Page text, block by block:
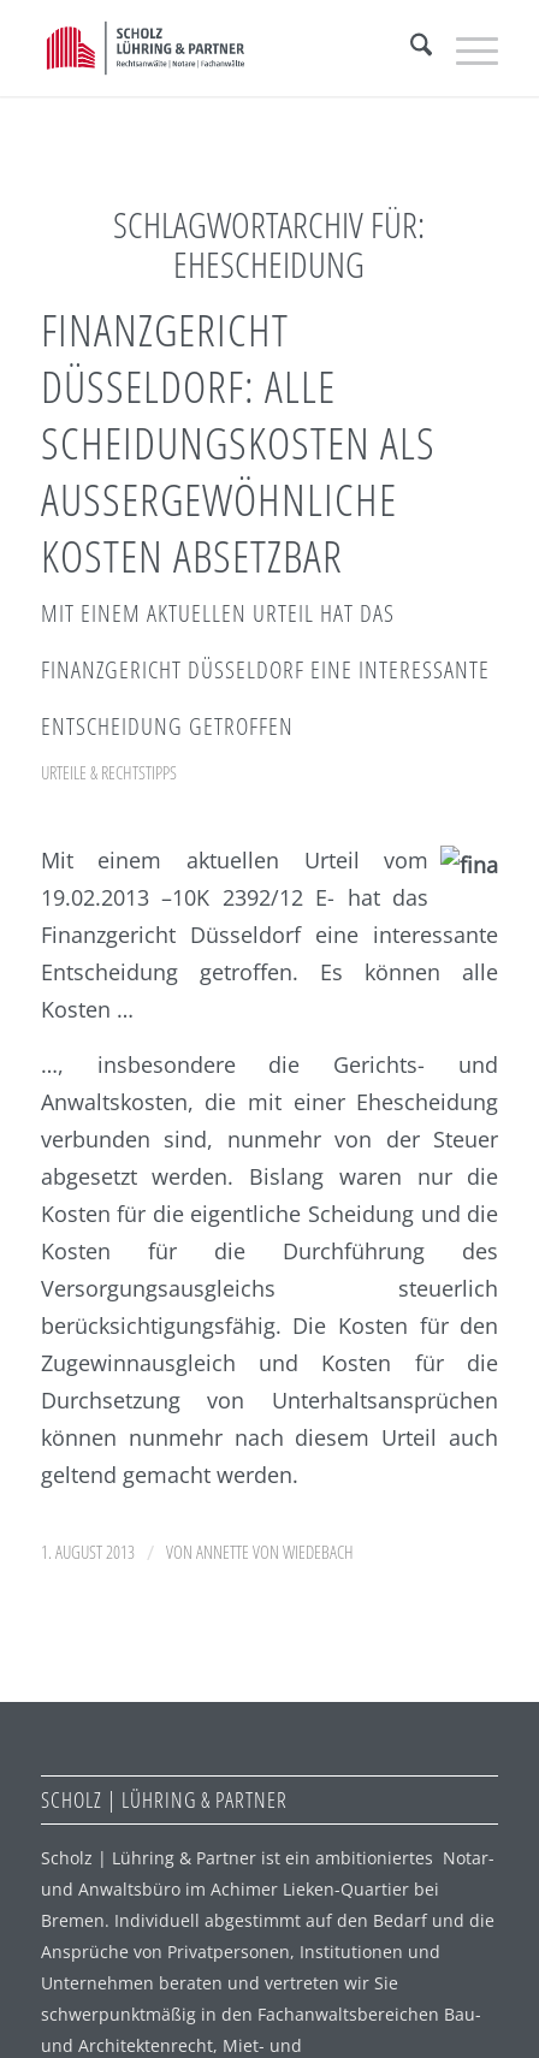
SCHLAGWORTARCHIV FÜR:
EHESCHEIDUNG
FINANZGERICHT
DÜSSELDORF: ALLE
SCHEIDUNGSKOSTEN ALS
AUSSERGEWÖHNLICHE K
OSTEN ABSETZBAR
MIT EINEM AKTUELLEN URTEIL HAT DAS
FINANZGERICHT DÜSSELDORF EINE INTERESSANTE
ENTSCHEIDUNG GETROFFEN
URTEILE & RECHTSTIPPS
Mit einem aktuellen Urteil vom
19.02.2013 –10K 2392/12 E- hat das
Finanzgericht Düsseldorf eine interessante
Entscheidung getroffen. Es können alle
Kosten …
…, insbesondere die Gerichts- und
Anwaltskosten, die mit einer Ehescheidung
verbunden sind, nunmehr von der Steuer
abgesetzt werden. Bislang waren nur die
Kosten für die eigentliche Scheidung und die
Kosten für die Durchführung des
Versorgungsausgleichs steuerlich
berücksichtigungsfähig. Die Kosten für den
Zugewinnausgleich und Kosten für die
Durchsetzung von Unterhaltsansprüchen
können nunmehr nach diesem Urteil auch
geltend gemacht werden.
1. AUGUST 2013 / VON ANNETTE VON WIEDEBACH
SCHOLZ | LÜHRING & PARTNER
Scholz | Lühring & Partner ist ein ambitioniertes Notar-
und Anwaltsbüro im Achimer Lieken-Quartier bei
Bremen. Individuell abgestimmt auf den Bedarf und die
Ansprüche von Privatpersonen, Institutionen und
Unternehmen beraten und vertreten wir Sie
schwerpunktmäßig in den Fachanwaltsbereichen Bau-
und Architektenrecht, Miet- und